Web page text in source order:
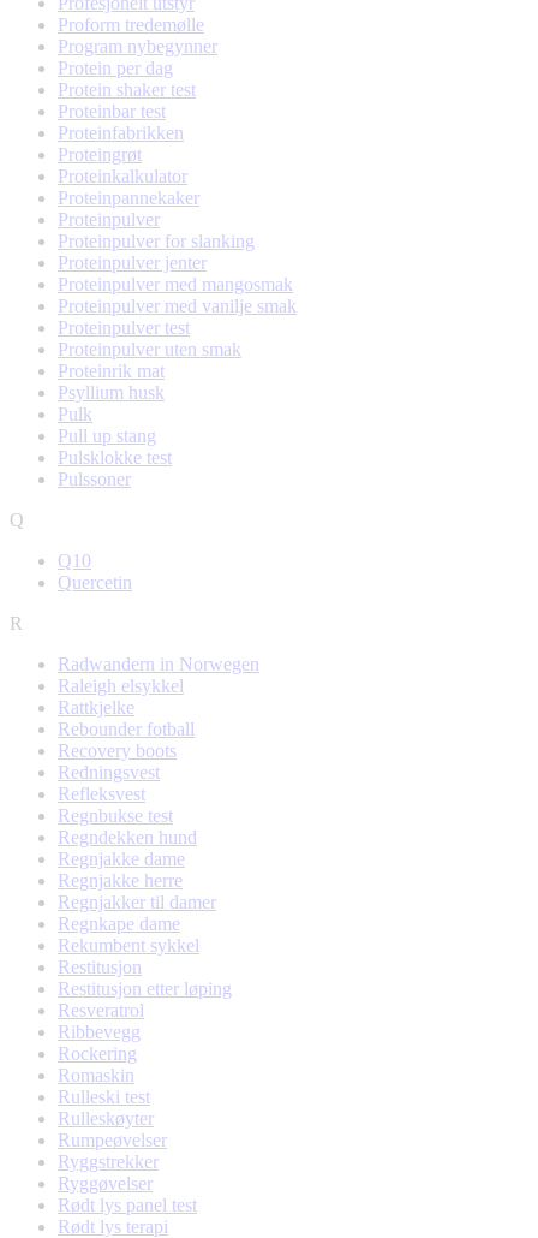
Proform tredemølle
Program nybegynner
Protein per dag
Protein shaker test
Proteinbar test
Proteinfabrikken
Proteingrøt
Proteinkalkulator
Proteinpannekaker
Proteinpulver
Proteinpulver for slanking
Proteinpulver jenter
Proteinpulver med mangosmak
Proteinpulver med vanilje smak
Proteinpulver test
Proteinpulver uten smak
Proteinrik mat
Psyllium husk
Pulk
Pull up stang
Pulsklokke test
Pulssoner
Q
Q10
Quercetin
R
Radwandern in Norwegen
Raleigh elsykkel
Rattkjelke
Rebounder fotball
Recovery boots
Redningsvest
Refleksvest
Regnbukse test
Regndekken hund
Regnjakke dame
Regnjakke herre
Regnjakker til damer
Regnkape dame
Rekumbent sykkel
Restitusjon
Restitusjon etter løping
Resveratrol
Ribbevegg
Rockering
Romaskin
Rulleski test
Rulleskøyter
Rumpeøvelser
Ryggstrekker
Ryggøvelser
Rødt lys panel test
Rødt lys terapi